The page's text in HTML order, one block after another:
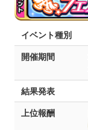
イベント種別
開催期間
結果発表
上位報酬